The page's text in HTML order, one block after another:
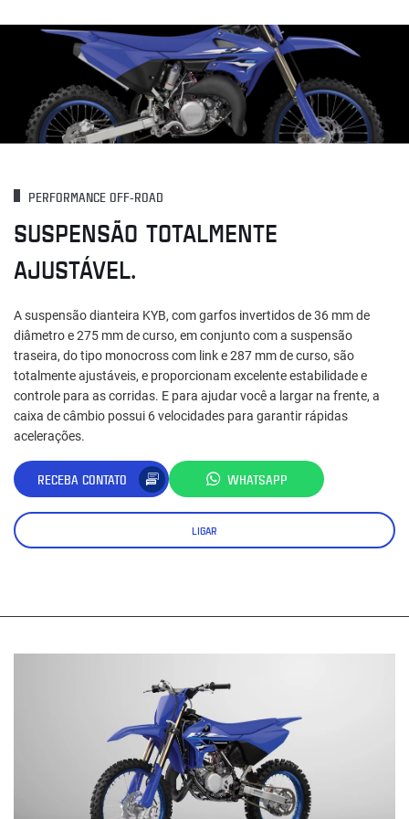
PERFORMANCE OFF-ROAD
SUSPENSÃO TOTALMENTE
AJUSTÁVEL.
A suspensão dianteira KYB, com garfos invertidos de 36 mm de
diâmetro e 275 mm de curso, em conjunto com a suspensão
traseira, do tipo monocross com link e 287 mm de curso, são
totalmente ajustáveis, e proporcionam excelente estabilidade e
controle para as corridas. E para ajudar você a largar na frente, a
caixa de câmbio possui 6 velocidades para garantir rápidas
acelerações.
RECEBA CONTATO WHATSAPP
LIGAR